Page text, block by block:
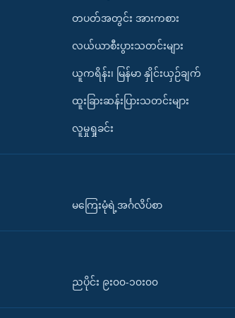
တပတ်အတွင်း အားကစား
လယ်ယာစီးပွားသတင်းများ
ယူကရိန်း၊ မြန်မာ နှိုင်းယှဉ်ချက်
ထူးခြားဆန်းပြားသတင်းများ
လူမှုရှုခင်း
မကြေးမုံရဲ့အင်္ဂလိပ်စာ
ညပိုင်း ၉း၀၀-၁၀း၀၀